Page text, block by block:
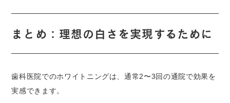
まとめ：理想の白さを実現するために
歯科医院でのホワイトニングは、通常2〜3回の通院で効果を
実感できます。